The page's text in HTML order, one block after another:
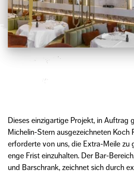
Dieses einzigartige Projekt, in Auftrag
Michelin-Stern ausgezeichneten Koch
erforderte von uns, die Extra-Meile zu
enge Frist einzuhalten. Der Bar-
und Barschrank, zeichnet sich durch